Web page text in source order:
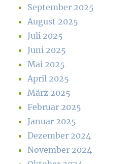
September 2025
August 2025
Juli 2025
Juni 2025
Mai 2025
April 2025
März 2025
Februar 2025
Januar 2025
Dezember 2024
November 2024